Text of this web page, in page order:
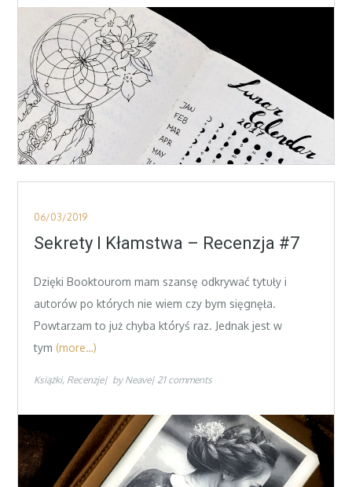
Posted
on
06/03/2019
Sekrety I Kłamstwa – Recenzja #7
Dzięki Booktourom mam szansę odkrywać tytuły i
autorów po których nie wiem czy bym sięgnęła.
Powtarzam to już chyba któryś raz. Jednak jest w
tym (more…)
Książki Recenzje by Neave 21 comments